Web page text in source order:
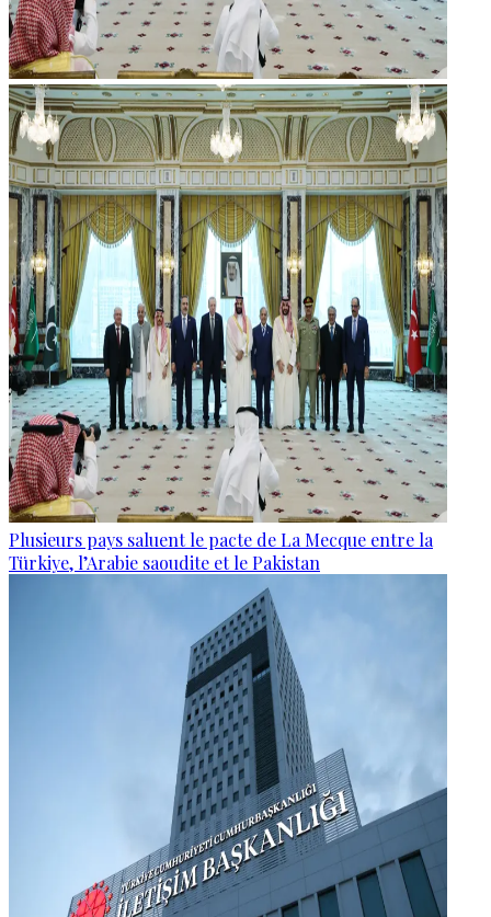
Plusieurs pays saluent le pacte de La Mecque entre la
Türkiye, l’Arabie saoudite et le Pakistan